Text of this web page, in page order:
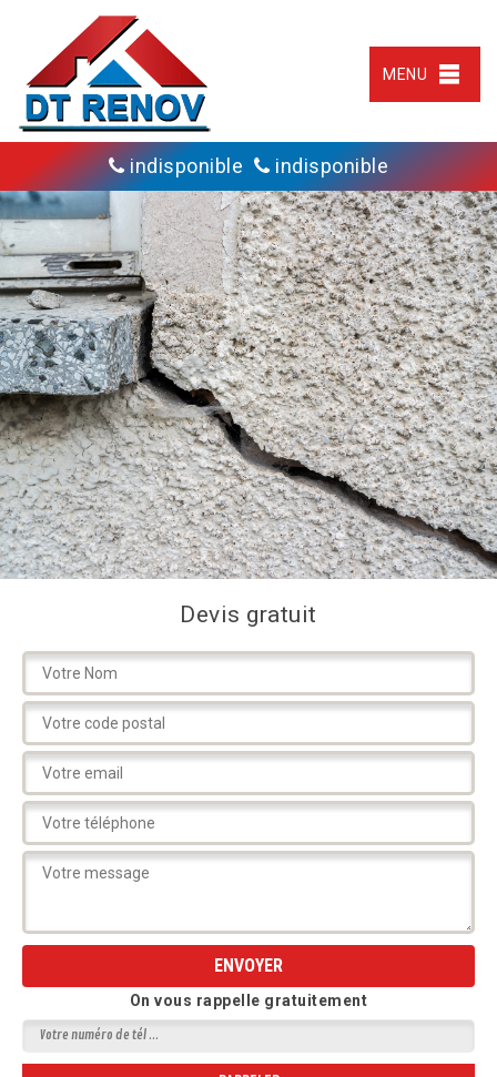
MENU
indisponible indisponible
Devis gratuit
On vous rappelle gratuitement